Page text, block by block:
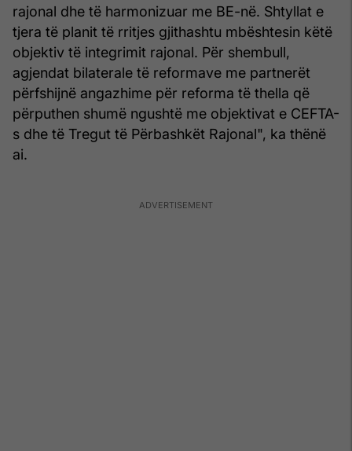
rajonal dhe të harmonizuar me BE-në. Shtyllat e
tjera të planit të rritjes gjithashtu mbështesin këtë
objektiv të integrimit rajonal. Për shembull,
agjendat bilaterale të reformave me partnerët
përfshijnë angazhime për reforma të thella që
përputhen shumë ngushtë me objektivat e CEFTA-
s dhe të Tregut të Përbashkët Rajonal", ka thënë
ai.